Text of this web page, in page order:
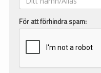
För att förhindra spam: